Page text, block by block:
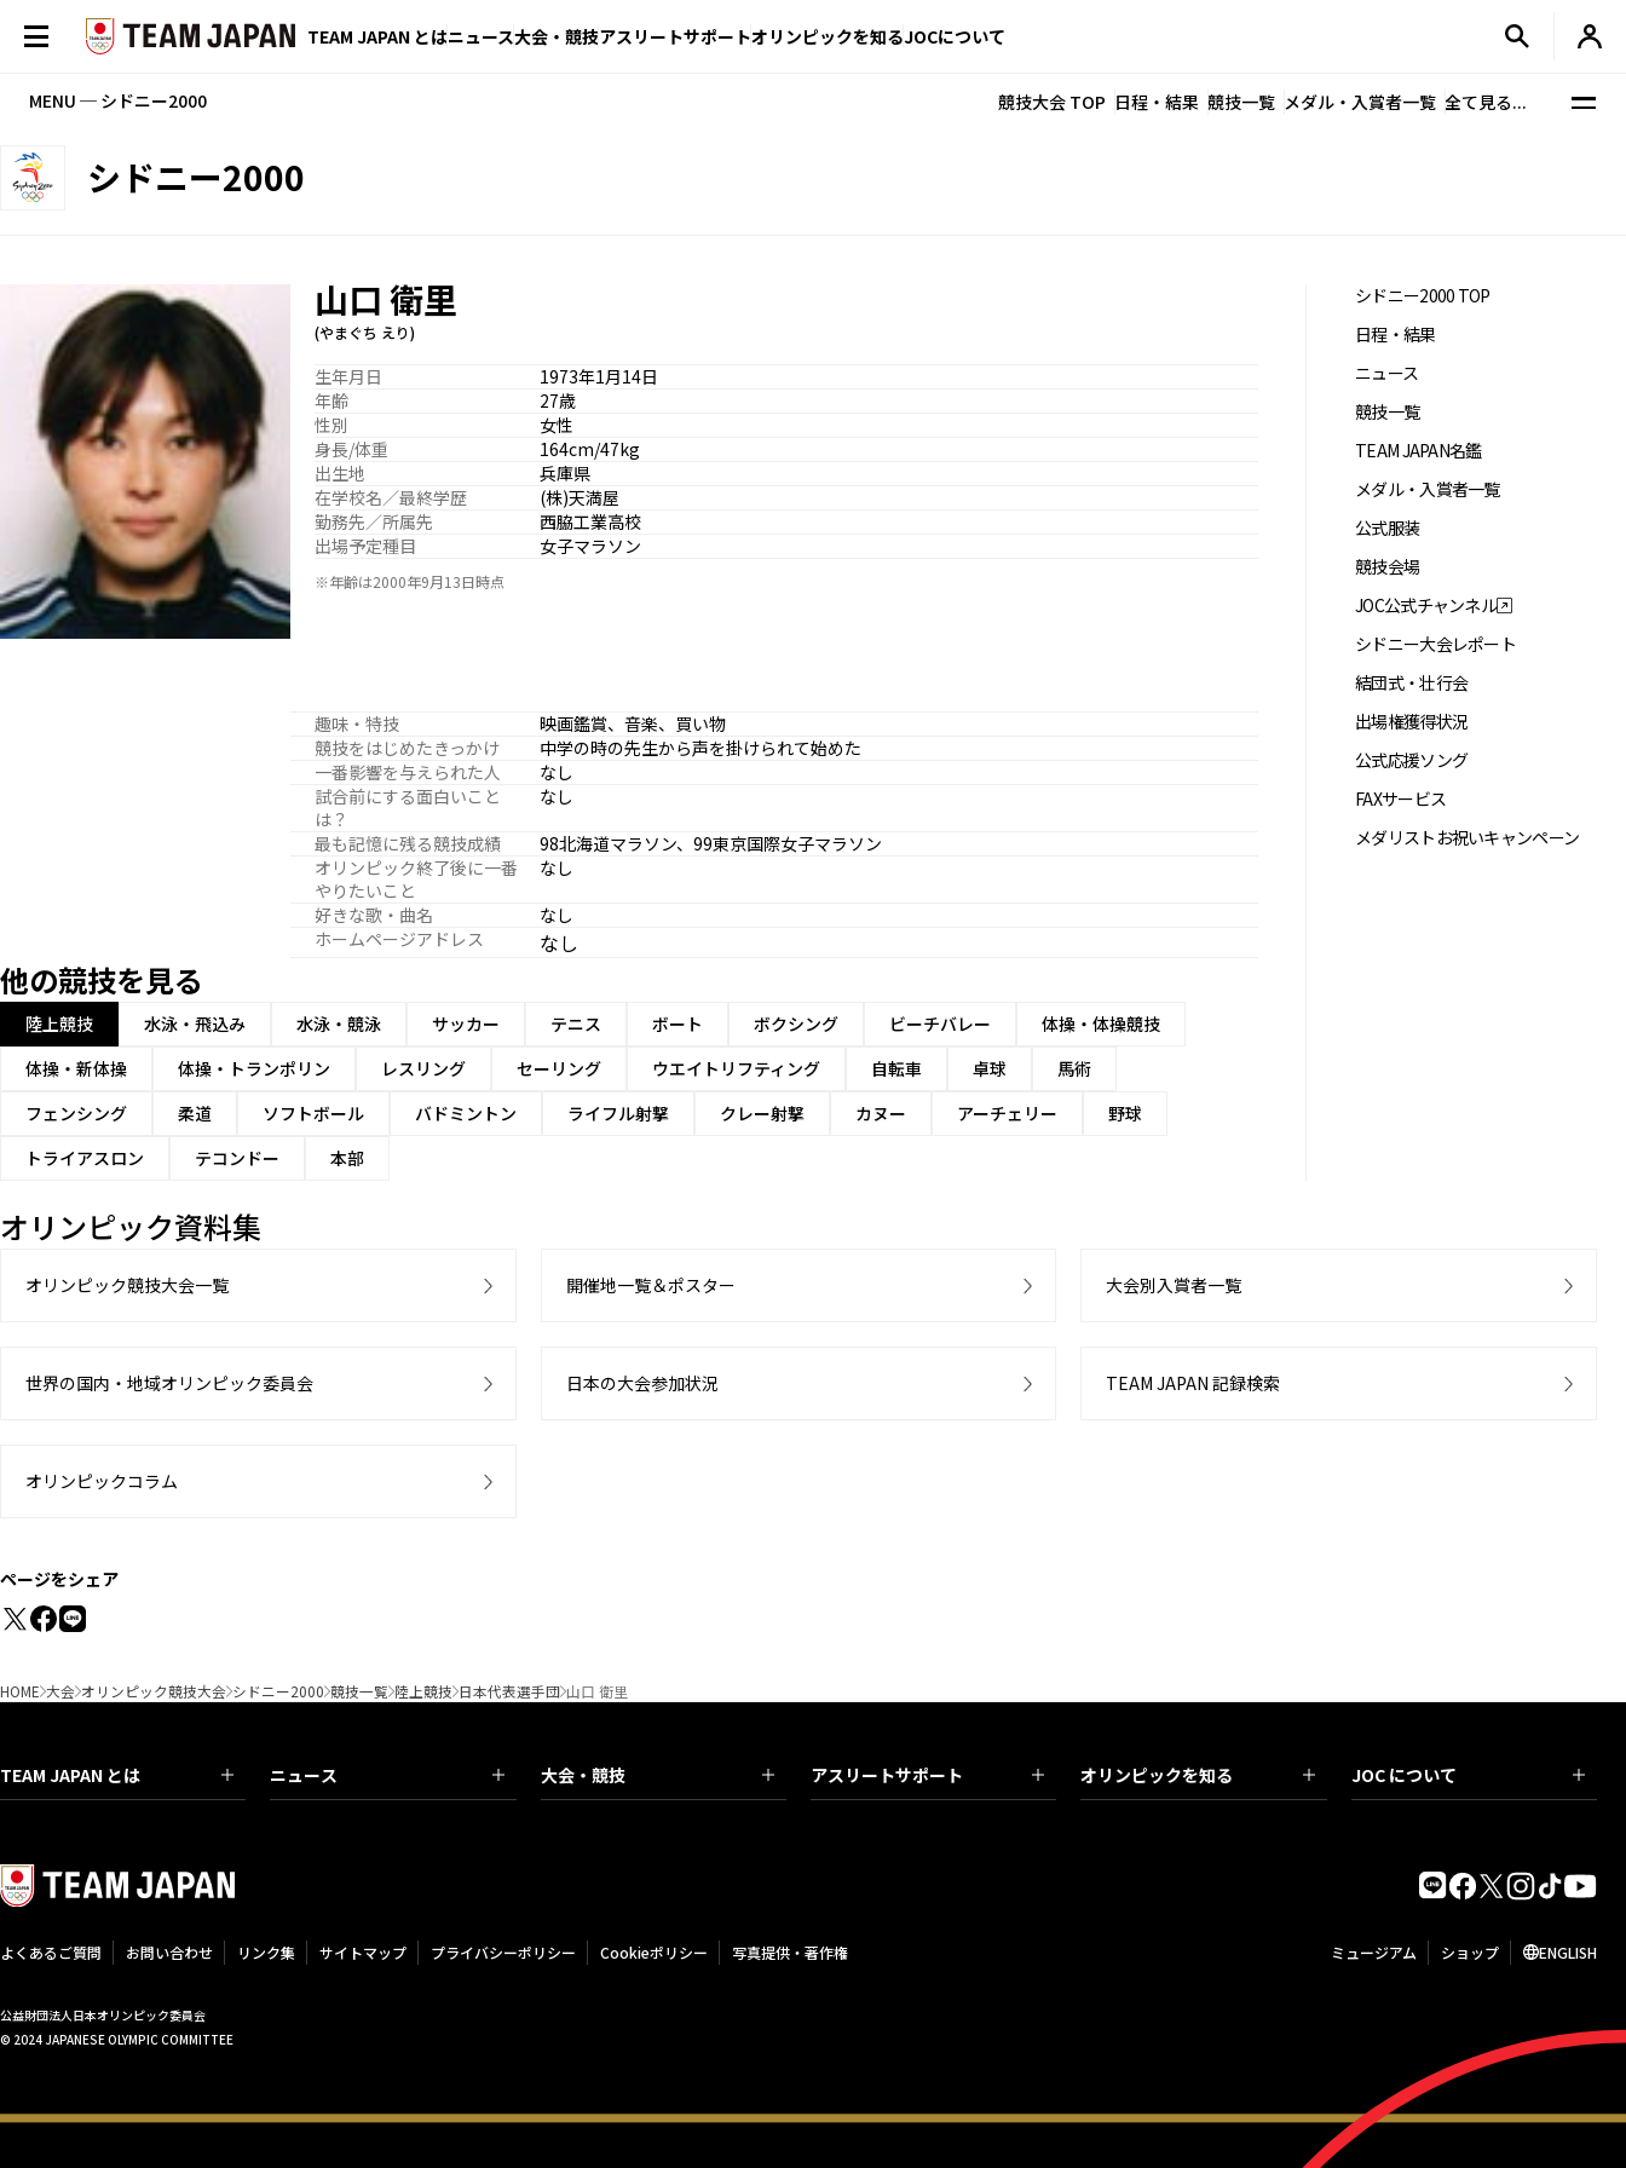
TEAM JAPAN とはニュース大会・競技アスリートサポートオリンピックを知るJOCについて
MENU ─ シドニー2000 競技大会 TOP 日程・結果 競技一覧 メダル・入賞者一覧 全て見る...
シドニー2000
山口 衛里
(やまぐち えり)
生年月日
1973年1月14日
年齢
27歳
性別
女性
身長/体重
164cm/47kg
出生地
兵庫県
在学校名／最終学歴
(株)天満屋
勤務先／所属先
西脇工業高校
出場予定種目
女子マラソン
※年齢は2000年9月13日時点
趣味・特技
映画鑑賞、音楽、買い物
競技をはじめたきっかけ
中学の時の先生から声を掛けられて始めた
一番影響を与えられた人
なし
試合前にする面白いこと
は？
なし
最も記憶に残る競技成績
98北海道マラソン、99東京国際女子マラソン
オリンピック終了後に一番
やりたいこと
なし
好きな歌・曲名
なし
ホームページアドレス
なし
他の競技を見る
陸上競技 水泳・飛込み 水泳・競泳 サッカー テニス ボート ボクシング ビーチバレー
体操・体操競技
体操・新体操
体操・トランポリン レスリング セーリング ウエイトリフティング 自転車 卓球
馬術
フェンシング
柔道 ソフトボール バドミントン ライフル射撃 クレー射撃 カヌー アーチェリー
野球
トライアスロン
テコンドー 本部
シドニー2000 TOP
日程・結果
ニュース
競技一覧
TEAM JAPAN名鑑
メダル・入賞者一覧
公式服装
競技会場
JOC公式チャンネル
シドニー大会レポート
結団式・壮行会
出場権獲得状況
公式応援ソング
FAXサービス
メダリストお祝いキャンペーン
オリンピック資料集
オリンピック競技大会一覧 開催地一覧＆ポスター 大会別入賞者一覧
世界の国内・地域オリンピック委員会 日本の大会参加状況 TEAM JAPAN 記録検索
オリンピックコラム
ページをシェア
HOME 大会 オリンピック競技大会 シドニー2000 競技一覧 陸上競技 日本代表選手団 山口 衛里
TEAM JAPAN とは ニュース 大会・競技 アスリートサポート オリンピックを知る JOC について
よくあるご質問 お問い合わせ リンク集 サイトマップ プライバシーポリシー Cookieポリシー 写真提供・著作権 ミュージアム ショップ ENGLISH
公益財団法人日本オリンピック委員会
© 2024 JAPANESE OLYMPIC COMMITTEE